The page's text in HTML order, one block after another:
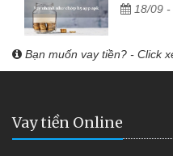
18/09
Bạn muốn vay tiền? - Click
Vay tiền Online